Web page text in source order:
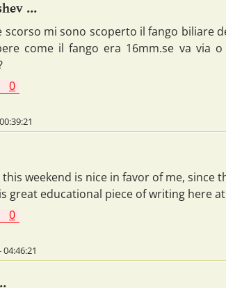
...
scorso mi sono scoperto il fango biliare
come il fango era 16mm.se va via
0
weekend is nice in favor of me, since
great educational piece of writing here
0